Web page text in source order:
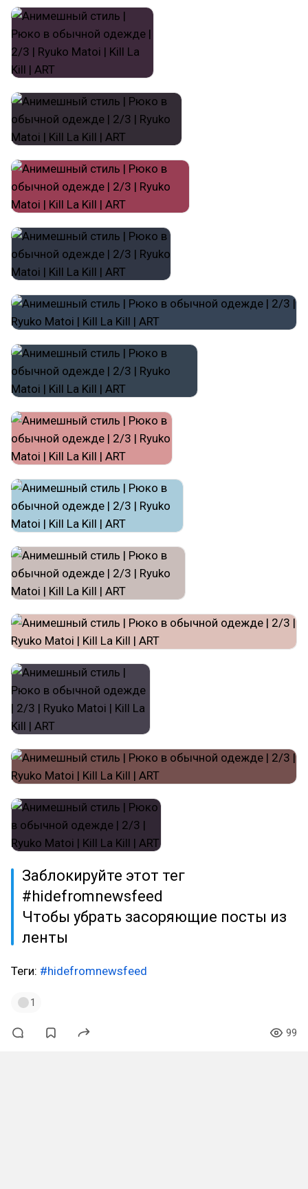
Заблокируйте этот тег
#hidefromnewsfeed
Чтобы убрать засоряющие посты из
ленты
Теги: #hidefromnewsfeed
1
99